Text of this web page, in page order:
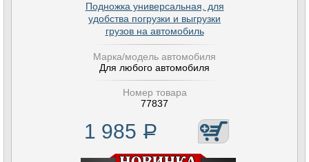
Подножка универсальная, для
удобства погрузки и выгрузки
грузов на автомобиль
Марка/модель автомобиля
Для любого автомобиля
Номер товара
77837
1 985 Р